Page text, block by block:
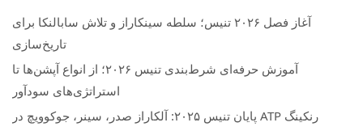
آغاز فصل ۲۰۲۶ تنیس؛ سلطه سینکاراز و تلاش سابالنکا برای
تاریخ‌سازی
آموزش حرفه‌ای شرط‌بندی تنیس ۲۰۲۶؛ از انواع آپشن‌ها تا
استراتژی‌های سودآور
رنکینگ ATP پایان تنیس ۲۰۲۵: آلکاراز صدر، سینر، جوکوویچ در